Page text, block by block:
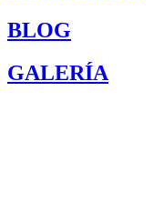
BLOG
GALERÍA